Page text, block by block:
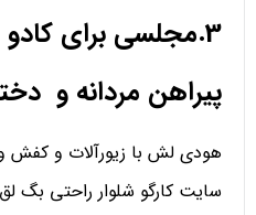
3.مجلسی برای کادو و کادوی تولد ولنتاین
پیراهن مردانه و
هودی لش با زیورآلات و کفش
سایت کارگو شلوار راحتی بگ